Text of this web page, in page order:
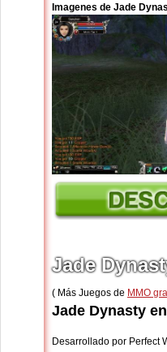
Imagenes de Jade
Jade
( Más Juegos de MMO
Jade Dynasty
Desarrollado por Perfect